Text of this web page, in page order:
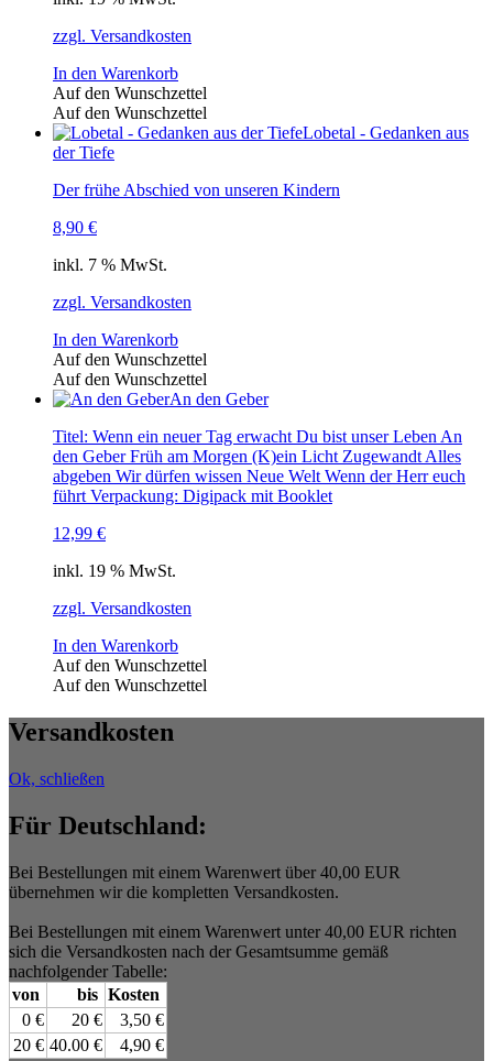
zzgl. Versandkosten
In den Warenkorb
Auf den Wunschzettel
Auf den Wunschzettel
Lobetal - Gedanken aus
der Tiefe
Der frühe Abschied von unseren Kindern
8,90 €
inkl. 7 % MwSt.
zzgl. Versandkosten
In den Warenkorb
Auf den Wunschzettel
Auf den Wunschzettel
An den Geber
Titel: Wenn ein neuer Tag erwacht Du bist unser Leben An
den Geber Früh am Morgen (K)ein Licht Zugewandt Alles
abgeben Wir dürfen wissen Neue Welt Wenn der Herr euch
führt Verpackung: Digipack mit Booklet
12,99 €
inkl. 19 % MwSt.
zzgl. Versandkosten
In den Warenkorb
Auf den Wunschzettel
Auf den Wunschzettel
Versandkosten
Ok, schließen
Für Deutschland:
Bei Bestellungen mit einem Warenwert über 40,00 EUR
übernehmen wir die kompletten Versandkosten.
Bei Bestellungen mit einem Warenwert unter 40,00 EUR richten
sich die Versandkosten nach der Gesamtsumme gemäß
nachfolgender Tabelle:
von
bis Kosten
0 €
20 €
3,50 €
20 € 40.00 € 4,90 €